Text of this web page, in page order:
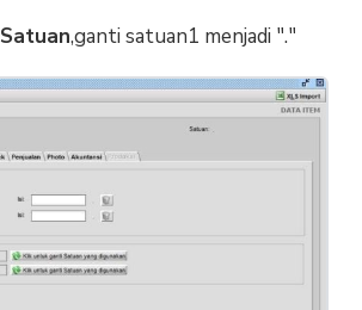
Satuan,ganti satuan1 menjadi "."